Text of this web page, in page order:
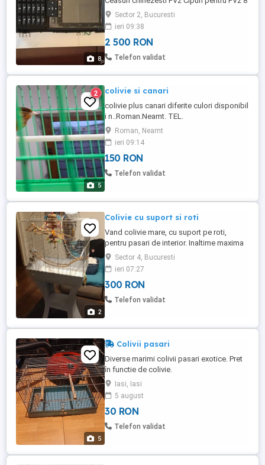
8
lei buc. Persoanele interesate ma pot
contacta la nr de telefon Sau pe rețelele
de socializare. Nr de telefon
Sector 2, Bucuresti
ieri 09:38
2 500 RON
Telefon validat
5
2 colivie si canari
colivie plus canari diferite culori disponibil
i n..Roman.Neamt. TEL.
Roman, Neamt
ieri 09:14
150 RON
Telefon validat
2
Colivie cu suport si roti
Vand colivie mare, cu suport pe roti,
pentru pasari de interior. Inaltime maxima
144 cm, lungime 56 cm, latime 37 cm. Are
si cateva accesorii juxarii pentru pasari. O
dau asa cum se vede in poze. Pentru
detalii si vizionare va rog sa ma sunati la
numarul din anunt. Nu trimit prin posta
Sector 4, Bucuresti
ieri 07:27
300 RON
Telefon validat
5
Colivii pasari
Diverse marimi colivii pasari exotice. Pret
în functie de colivie.
Iasi, Iasi
5 august
30 RON
Telefon validat